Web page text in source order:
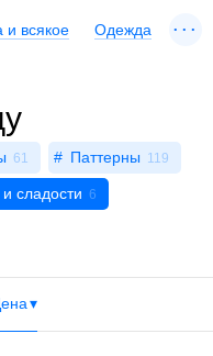
и всякое Одежда ...
61 Паттерны 119
сладости 6